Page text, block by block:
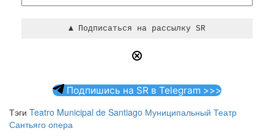
Подпишись на SR в Telegram >>>
Тэги Teatro Municipal de Santiago Муниципальный Театр
Сантьяго опера